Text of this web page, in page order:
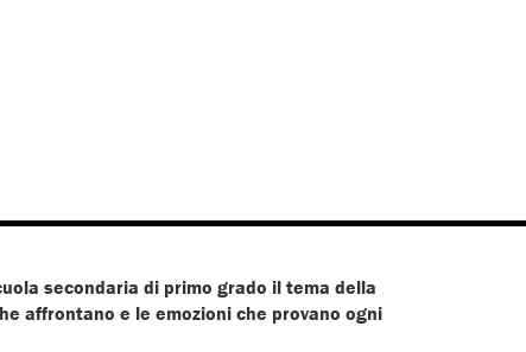
secondaria di primo grado il tema della
affrontano e le emozioni che provano ogni